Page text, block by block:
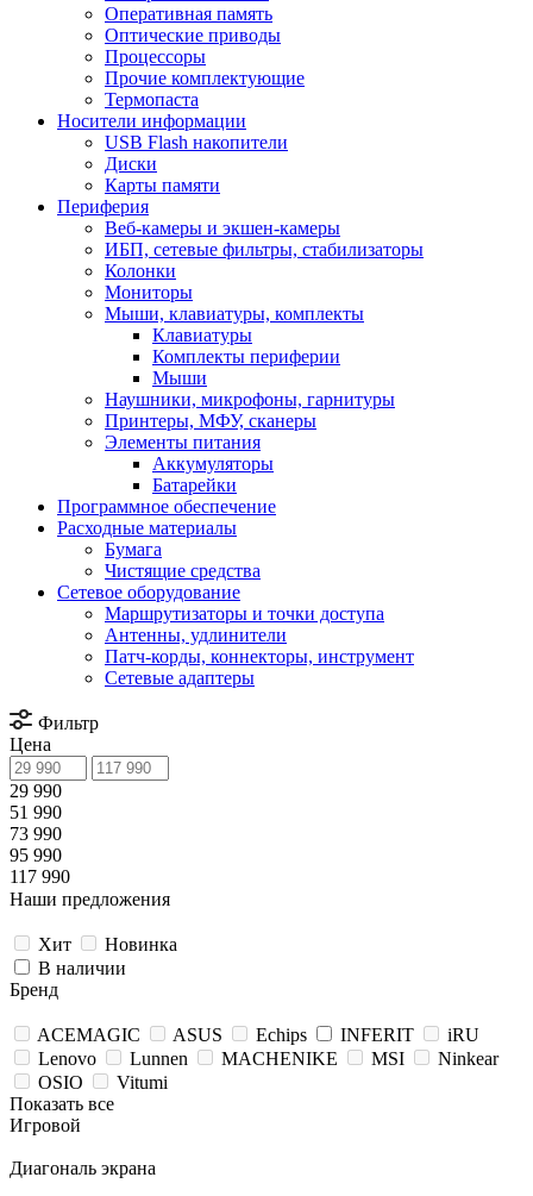
Оперативная память
Оптические приводы
Процессоры
Прочие комплектующие
Термопаста
Носители информации
USB Flash накопители
Диски
Карты памяти
Периферия
Веб-камеры и экшен-камеры
ИБП, сетевые фильтры, стабилизаторы
Колонки
Мониторы
Мыши, клавиатуры, комплекты
Клавиатуры
Комплекты периферии
Мыши
Наушники, микрофоны, гарнитуры
Принтеры, МФУ, сканеры
Элементы питания
Аккумуляторы
Батарейки
Программное обеспечение
Расходные материалы
Бумага
Чистящие средства
Сетевое оборудование
Маршрутизаторы и точки доступа
Антенны, удлинители
Патч-корды, коннекторы, инструмент
Сетевые адаптеры
Фильтр
Цена
29 990
51 990
73 990
95 990
117 990
Наши предложения
Хит
Новинка
В наличии
Бренд
ACEMAGIC ASUS Echips INFERIT
iRU
Lenovo
Lunnen MACHENIKE MSI
Ninkear
OSIO
Vitumi
Показать все
Игровой
Диагональ экрана